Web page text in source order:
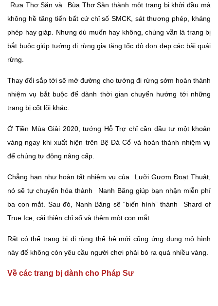
Rựa Thơ Săn và
Bùa Thợ Săn thành một trang bị khởi đầu mà
không hề tăng tiến bất cứ chỉ số SMCK, sát thương phép, kháng
phép hay giáp. Nhưng dù muốn hay không, chúng vẫn là trang bị
bắt buộc giúp tướng đi rừng gia tăng tốc độ dọn dẹp các bãi quái
rừng.
Thay đổi sắp tới sẽ mở đường cho tướng đi rừng sớm hoàn thành
nhiệm vụ bắt buộc để dành thời gian chuyển hướng tới những
trang bị cốt lõi khác.
Ở Tiền Mùa Giải 2020, tướng Hỗ Trợ chỉ cần đầu tư một khoản
vàng ngay khi xuất hiện trên Bệ Đá Cổ và hoàn thành nhiệm vụ
để chúng tự động nâng cấp.
Chẳng hạn như hoàn tất nhiệm vụ của
Lưỡi Gươm Đoạt Thuật,
nó sẽ tự chuyển hóa thành
Nanh Băng giúp bạn nhận miễn phí
ba con mắt. Sau đó, Nanh Băng sẽ “biến hình” thành
Shard of
True Ice, cải thiện chỉ số và thêm một con mắt.
Rất có thể trang bị đi rừng thế hệ mới cũng ứng dụng mô hình
này để không còn yêu cầu người chơi phải bỏ ra quá nhiều vàng.
Về các trang bị dành cho Pháp Sư